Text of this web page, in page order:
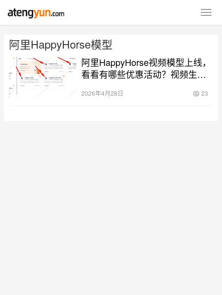
阿里HappyHorse模型
阿里HappyHorse视频模型上线，
看看有哪些优惠活动？视频生成
2026年4月28日 23